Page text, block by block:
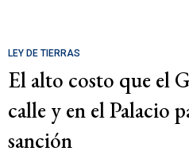
LEY DE TIERRAS
El alto costo que el
calle y en el Palacio
sanción